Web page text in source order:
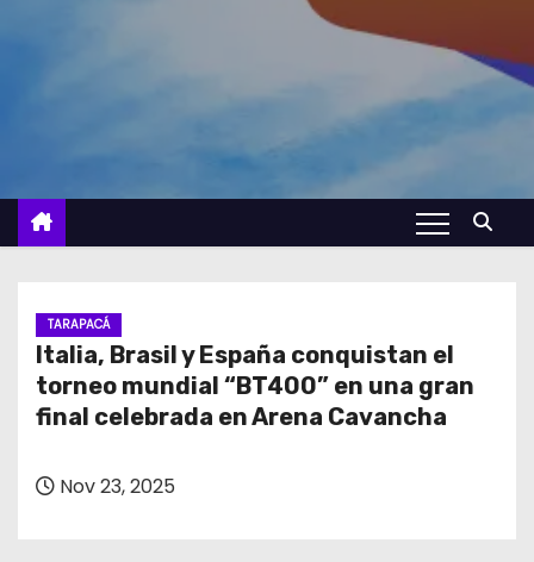
TARAPACÁ
Italia, Brasil y España conquistan el
torneo mundial “BT400” en una gran
final celebrada en Arena Cavancha
Nov 23, 2025